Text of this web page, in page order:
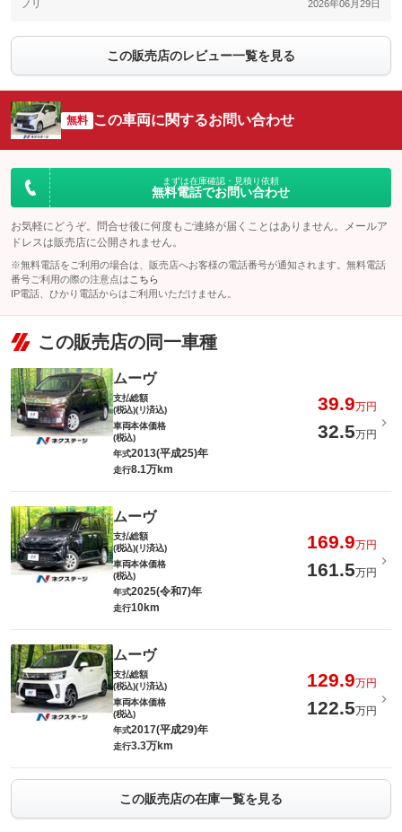
ノリ 2026年06月29日
この販売店のレビュー一覧を見る
無料 この車両に関するお問い合わせ
まずは在庫確認・見積り依頼
無料電話でお問い合わせ
お気軽にどうぞ。問合せ後に何度もご連絡が届くことはありません。メールア
ドレスは販売店に公開されません。
※無料電話をご利用の場合は、販売店へお客様の電話番号が通知されます。無料電話
番号ご利用の際の注意点は こちら
IP電話、ひかり電話からはご利用いただけません。
この販売店の同一車種
ムーヴ
支払総額
(税込)(リ済込)
39.9万円
車両本体価格
(税込)
32.5万円
年式2013(平成25)年
走行8.1万km
ムーヴ
支払総額
(税込)(リ済込)
169.9万円
車両本体価格
(税込)
161.5万円
年式2025(令和7)年
走行10km
ムーヴ
支払総額
(税込)(リ済込)
129.9万円
車両本体価格
(税込)
122.5万円
年式2017(平成29)年
走行3.3万km
この販売店の在庫一覧を見る